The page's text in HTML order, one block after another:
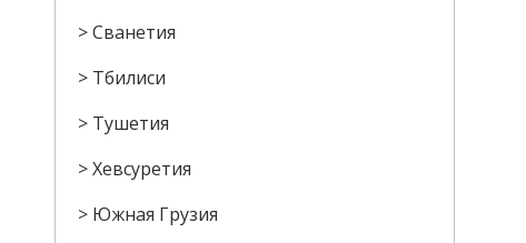
Сванетия
Тбилиси
Тушетия
Хевсуретия
Южная Грузия